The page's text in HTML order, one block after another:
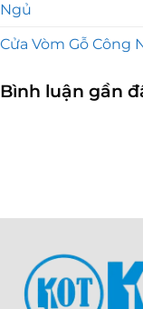
Ngủ
Cửa Vòm Gỗ Công
Bình luận gần